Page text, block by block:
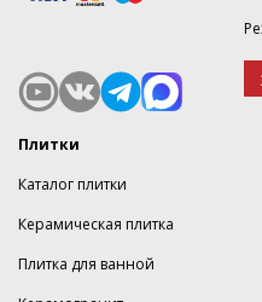
Плитки
Каталог плитки
Керамическая плитка
Плитка для ванной